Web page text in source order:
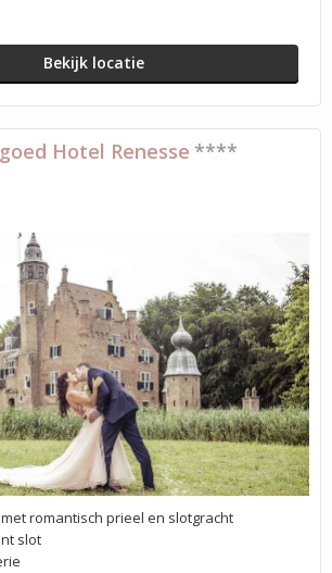
Bekijk locatie
Hotel Renesse ****
romantisch prieel en slotgracht
slot